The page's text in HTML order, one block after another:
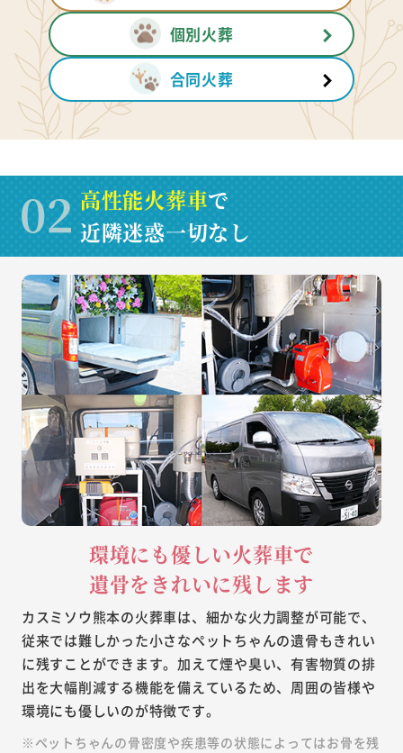
個別火葬
合同火葬
高性能火葬車で
近隣迷惑一切なし
環境にも優しい火葬車で
遺骨をきれいに残します
カスミソウ熊本の火葬車は、細かな火力調整が可能で、
従来では難しかった小さなペットちゃんの遺骨もきれい
に残すことができます。加えて煙や臭い、有害物質の排
出を大幅削減する機能を備えているため、周囲の皆様や
環境にも優しいのが特徴です。
※ペットちゃんの骨密度や疾患等の状態によってはお骨を残